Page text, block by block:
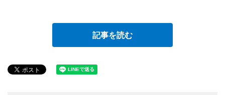
記事を読む